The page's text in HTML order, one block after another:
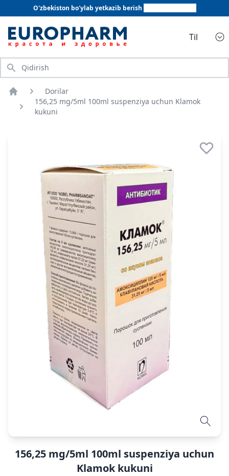
O'zbekiston bo'ylab yetkazib berish
Til
Qidirish
Bosh sahifa
Dorilar
156,25 mg/5ml 100ml suspenziya uchun Klamok
kukuni
156,25 mg/5ml 100ml suspenziya uchun
Klamok kukuni